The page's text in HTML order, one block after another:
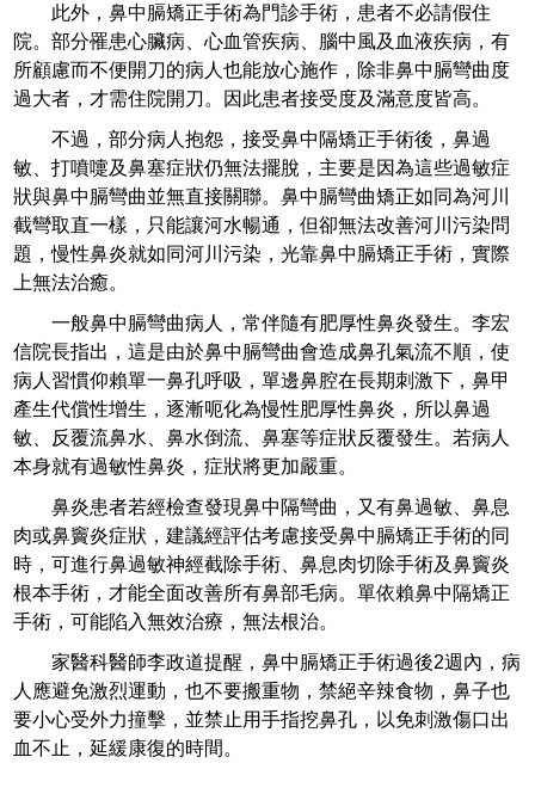
此外，鼻中膈矯正手術為門診手術，患者不必請假住
院。部分罹患心臟病、心血管疾病、腦中風及血液疾病，有
所顧慮而不便開刀的病人也能放心施作，除非鼻中膈彎曲度
過大者，才需住院開刀。因此患者接受度及滿意度皆高。
不過，部分病人抱怨，接受鼻中隔矯正手術後，鼻過
敏、打噴嚏及鼻塞症狀仍無法擺脫，主要是因為這些過敏症
狀與鼻中膈彎曲並無直接關聯。鼻中膈彎曲矯正如同為河川
截彎取直一樣，只能讓河水暢通，但卻無法改善河川污染問
題，慢性鼻炎就如同河川污染，光靠鼻中膈矯正手術，實際
上無法治癒。
一般鼻中膈彎曲病人，常伴隨有肥厚性鼻炎發生。李宏
信院長指出，這是由於鼻中膈彎曲會造成鼻孔氣流不順，使
病人習慣仰賴單一鼻孔呼吸，單邊鼻腔在長期刺激下，鼻甲
產生代償性增生，逐漸呃化為慢性肥厚性鼻炎，所以鼻過
敏、反覆流鼻水、鼻水倒流、鼻塞等症狀反覆發生。若病人
本身就有過敏性鼻炎，症狀將更加嚴重。
鼻炎患者若經檢查發現鼻中隔彎曲，又有鼻過敏、鼻息
肉或鼻竇炎症狀，建議經評估考慮接受鼻中膈矯正手術的同
時，可進行鼻過敏神經截除手術、鼻息肉切除手術及鼻竇炎
根本手術，才能全面改善所有鼻部毛病。單依賴鼻中隔矯正
手術，可能陷入無效治療，無法根治。
家醫科醫師李政道提醒，鼻中膈矯正手術過後2週內，病
人應避免激烈運動，也不要搬重物，禁絕辛辣食物，鼻子也
要小心受外力撞擊，並禁止用手指挖鼻孔，以免刺激傷口出
血不止，延緩康復的時間。